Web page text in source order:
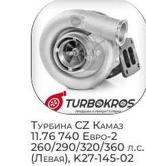
Турбина CZ Камаз
11.76 740 Евро-2
260/290/320/360 л.с.
(Левая), K27-145-02